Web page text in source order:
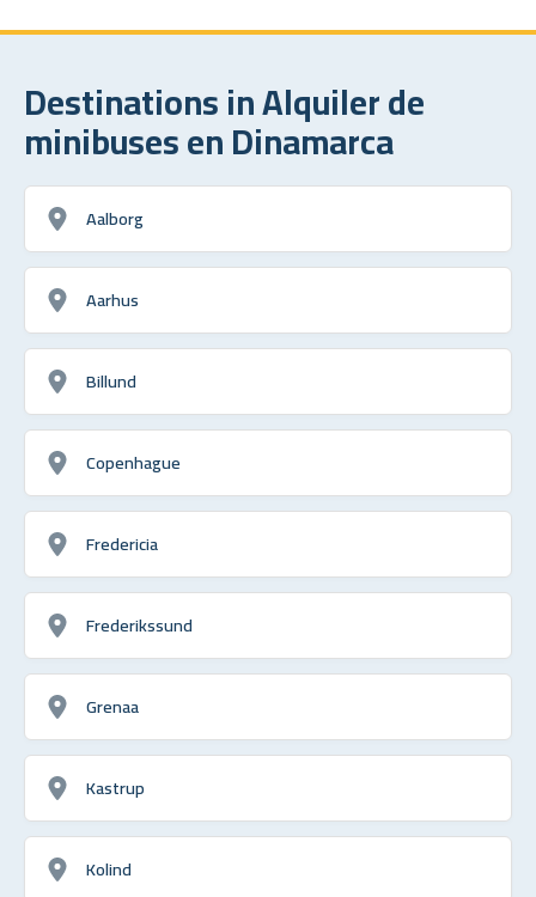
Destinations in Alquiler de
minibuses en Dinamarca
Aalborg
Aarhus
Billund
Copenhague
Fredericia
Frederikssund
Grenaa
Kastrup
Kolind